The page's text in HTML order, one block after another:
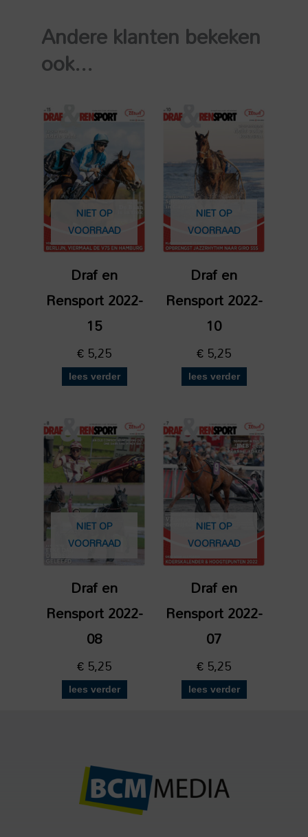
aantal
Andere klanten bekeken
ook...
NIET OP
VOORRAAD
Draf en
Rensport 2022-
15
€5,25
lees verder
NIET OP
VOORRAAD
Draf en
Rensport 2022-
10
€5,25
lees verder
NIET OP
VOORRAAD
Draf en
Rensport 2022-
08
€5,25
lees verder
NIET OP
VOORRAAD
Draf en
Rensport 2022-
07
€5,25
lees verder